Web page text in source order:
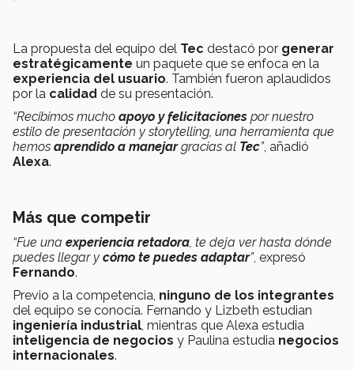
La propuesta del equipo del Tec destacó por generar
estratégicamente un paquete que se enfoca en la
experiencia del usuario. También fueron aplaudidos
por la calidad de su presentación.
“Recibimos mucho apoyo y felicitaciones por nuestro
estilo de presentación y storytelling, una herramienta que
hemos aprendido a manejargracias al Tec”, añadió
Alexa.
Más que competir
“Fue una experiencia retadora, te deja ver hasta dónde
puedes llegar y cómo te puedes adaptar”, expresó
Fernando.
Previo a la competencia, ninguno de los integrantes
del equipo se conocía. Fernando y Lizbeth estudian
ingeniería industrial, mientras que Alexa estudia
inteligencia de negocios y Paulina estudia negocios
internacionales.